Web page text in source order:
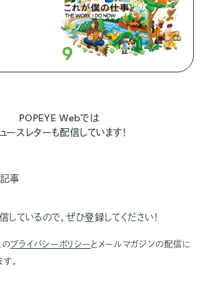
POPEYE Webでは
ースレターも配信しています！
事
ているので、ぜひ登録してください！
のプライバシーポリシーとメールマガジンの配信に
。